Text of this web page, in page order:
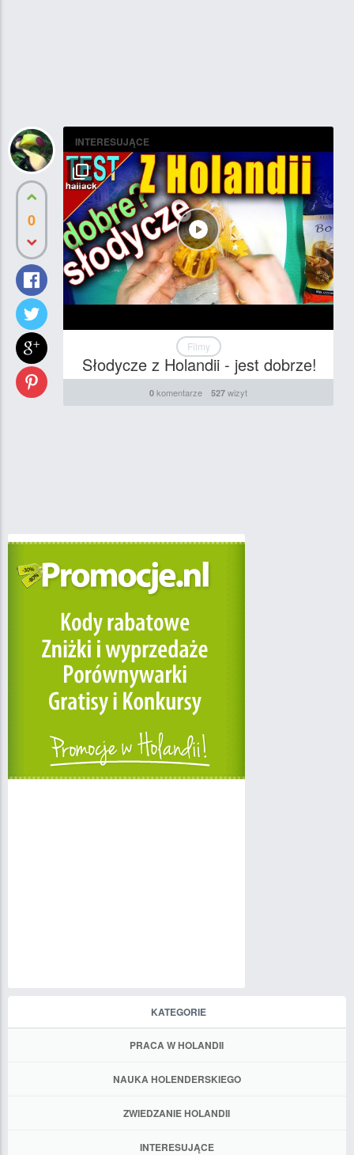
0
INTERESUJĄCE
Filmy
Słodycze z Holandii - jest dobrze!
0 komentarze 527 wizyt
KATEGORIE
PRACA W HOLANDII
NAUKA HOLENDERSKIEGO
ZWIEDZANIE HOLANDII
INTERESUJĄCE